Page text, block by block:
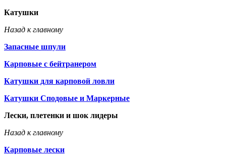
Катушки
Назад к главному
Запасные шпули
Карповые с бейтранером
Катушки для карповой ловли
Катушки Сподовые и Маркерные
Лески, плетенки и шок лидеры
Назад к главному
Карповые лески